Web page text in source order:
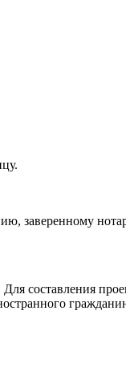
заверенному
составления